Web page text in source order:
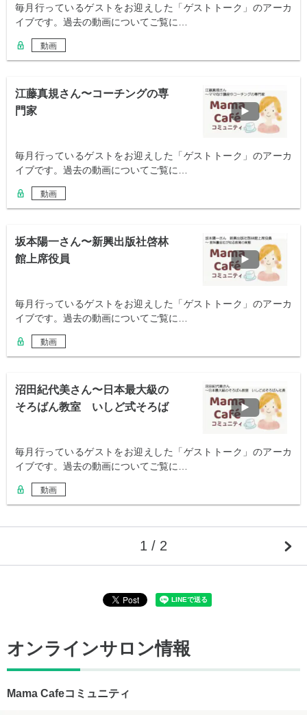
毎月行っているゲストをお迎えした「ゲストトーク」のアーカ
イブです。過去の動画についてご覧に…
動画
江藤真規さん〜コーチングの専
門家
毎月行っているゲストをお迎えした「ゲストトーク」のアーカ
イブです。過去の動画についてご覧に…
動画
坂本陽一さん〜新興出版社啓林
館上席役員
毎月行っているゲストをお迎えした「ゲストトーク」のアーカ
イブです。過去の動画についてご覧に…
動画
沼田紀代美さん〜日本最大級の
そろばん教室 いしど式そろば
毎月行っているゲストをお迎えした「ゲストトーク」のアーカ
イブです。過去の動画についてご覧に…
動画
1 / 2
オンラインサロン情報
Mama Cafeコミュニティ